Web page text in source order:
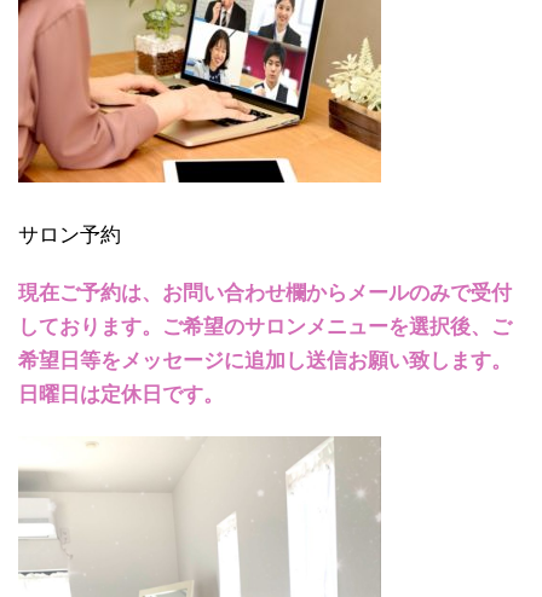
サロン予約
現在ご予約は、お問い合わせ欄からメールのみで受付
しております。ご希望のサロンメニューを選択後、ご
希望日等をメッセージに追加し送信お願い致します。
日曜日は定休日です。